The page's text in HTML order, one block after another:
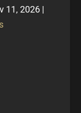
11, 2026|